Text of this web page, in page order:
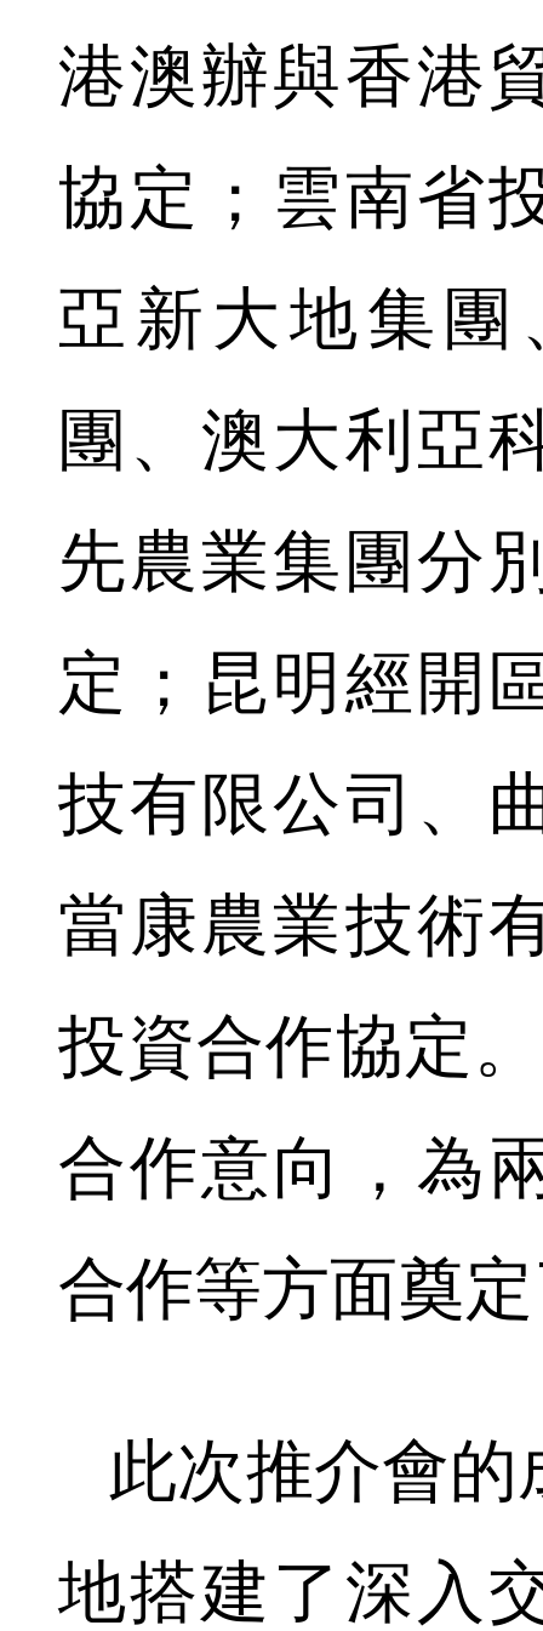
港澳辦與香港
協定；雲南省
亞新大地集
團、澳大利亞
先農業集團分
定；昆明經開
技有限公司、
當康農業技術
投資合作協定
合作意向，為
合作等方面奠
此次推介會的
地搭建了深入